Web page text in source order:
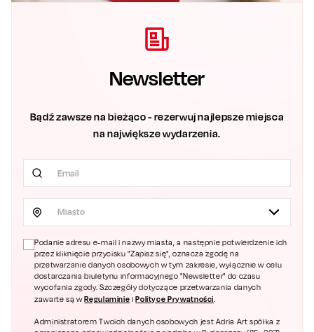
Newsletter
Bądź zawsze na bieżąco - rezerwuj najlepsze miejsca
na największe wydarzenia.
Miasto
Podanie adresu e-mail i nazwy miasta, a następnie potwierdzenie ich
przez kliknięcie przycisku "Zapisz się", oznacza zgodę na
przetwarzanie danych osobowych w tym zakresie, wyłącznie w celu
dostarczania biuletynu informacyjnego "Newsletter" do czasu
wycofania zgody. Szczegóły dotyczące przetwarzania danych
zawarte są wRegulaminie iPolityce Prywatności.
Administratorem Twoich danych osobowych jest Adria Art spółka z